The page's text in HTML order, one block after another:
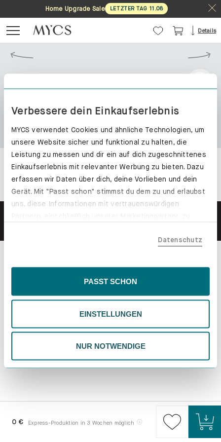
Verbessere dein Einkaufserlebnis
MYCS verwendet Cookies und ähnliche Technologien, um
unsere Website sicher und funktional zu halten, die
Leistung zu messen und dir ein auf dich zugeschnittenes
Einkaufserlebnis mit relevanter Werbung zu bieten. Dazu
erfassen wir Daten über dich, deine Vorlieben und dein
Gerät. Mit "Passt schon" stimmst du dem zu und erlaubst
uns, diese Informationen mit vertrauenswürdigen
der EU, beispielsweise in den USA, verarbeitet werden
Inhalte eingeschränkt sein könnten. Wähle
deiner Präferenzen. Du kannst deine Wahl jederzeit
ändern. Weitere Informationen findest du in unserer
Datenschutzrichtlinie.
Datenschutz
PASST SCHON
EINSTELLUNGEN
NUR NOTWENDIGE
Home Upgrade Sale LETZTER TAG 11 .08
Details
0 € Express-Produktion in 3 Wochen möglich